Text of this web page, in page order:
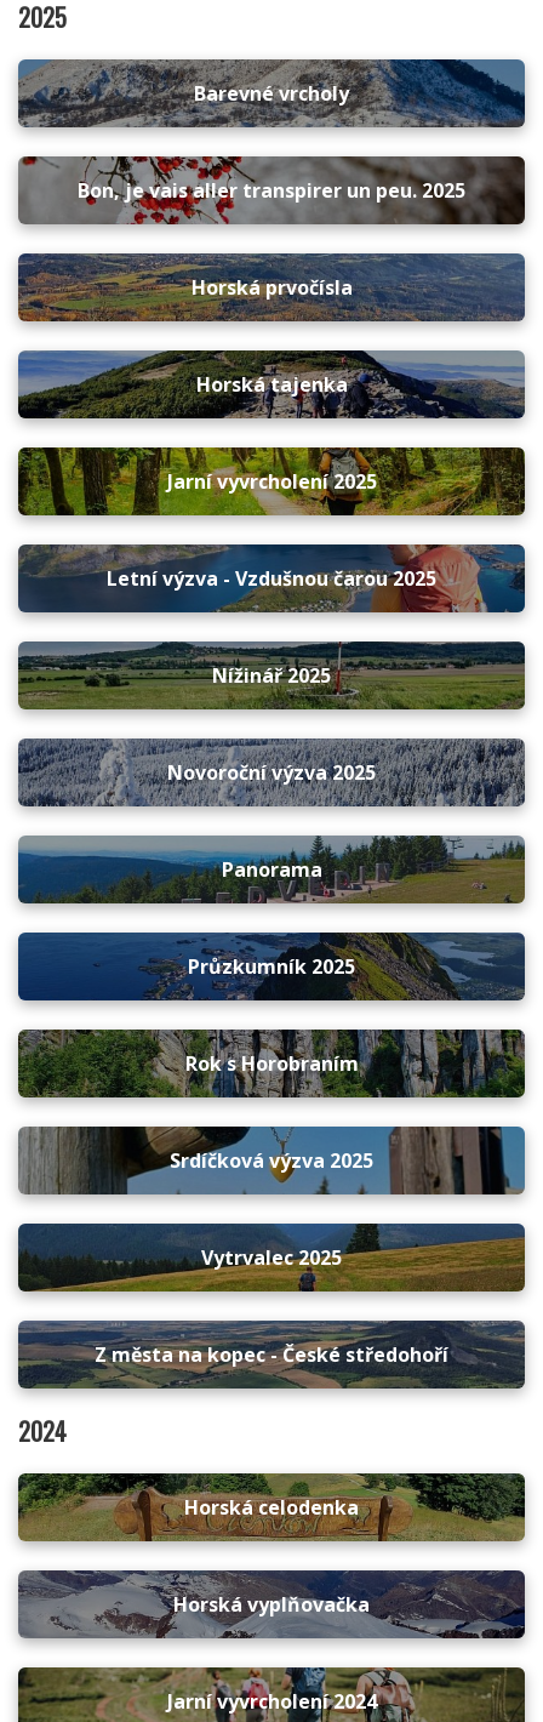
2025
Barevné vrcholy
Bon, je vais aller transpirer un peu. 2025
Horská prvočísla
Horská tajenka
Jarní vyvrcholení 2025
Letní výzva - Vzdušnou čarou 2025
Nížinář 2025
Novoroční výzva 2025
Panorama
Průzkumník 2025
Rok s Horobraním
Srdíčková výzva 2025
Vytrvalec 2025
Z města na kopec - České středohoří
2024
Horská celodenka
Horská vyplňovačka
Jarní vyvrcholení 2024